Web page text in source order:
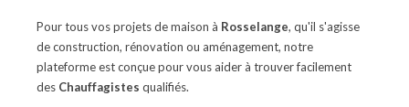
Pour tous vos projets de maison à Rosselange, qu'il s'agisse
de construction, rénovation ou aménagement, notre
plateforme est conçue pour vous aider à trouver facilement
des Chauffagistes qualifiés.